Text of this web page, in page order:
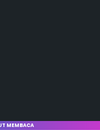
MEMBACA